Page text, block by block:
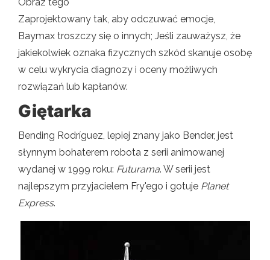
Zaprojektowany tak, aby odczuwać emocje,
Baymax troszczy się o innych; Jeśli zauważysz, że
jakiekolwiek oznaka fizycznych szkód skanuje osobę
w celu wykrycia diagnozy i oceny możliwych
rozwiązań lub kapłanów.
Giętarka
Bending Rodríguez, lepiej znany jako Bender, jest
słynnym bohaterem robota z serii animowanej
wydanej w 1999 roku: Futurama. W serii jest
najlepszym przyjacielem Fry'ego i gotuje Planet
Express.